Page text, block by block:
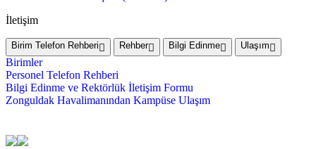
İletişim
Birim Telefon Rehberi Rehber Bilgi Edinme Ulaşım
Birimler
Personel Telefon Rehberi
Bilgi Edinme ve Rektörlük İletişim Formu
Zonguldak Havalimanından Kampüse Ulaşım